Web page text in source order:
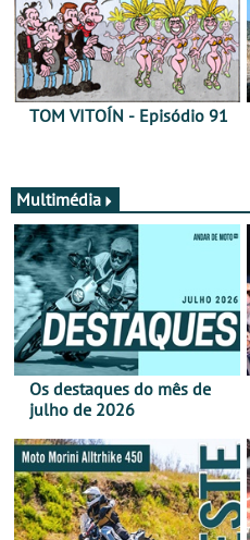
TOM VITOÍN - Episódio 91
Multimédia
Os destaques do mês de
julho de 2026